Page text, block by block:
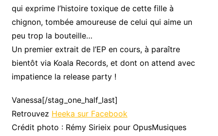
qui exprime l’histoire toxique de cette fille à
chignon, tombée amoureuse de celui qui aime un
peu trop la bouteille…
Un premier extrait de l’EP en cours, à paraître
bientôt via Koala Records, et dont on attend avec
impatience la release party !
Vanessa[/stag_one_half_last]
Retrouvez Heeka sur Facebook
Crédit photo : Rémy Sirieix pour OpusMusiques